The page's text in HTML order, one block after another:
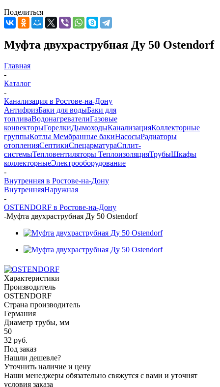
Поделиться
Муфта двухраструбная Ду 50 Ostendorf
Главная
-
Каталог
-
Канализация в Ростове-на-Дону
АнтифризБаки для водыБаки для
топливаВодонагревателиГазовые
конвекторыГорелкиДымоходыКанализацияКоллекторные
группыКотлы Мембранные бакиНасосыРадиаторы
отопленияСептикиСпецарматураСплит-
системыТепловентиляторы ТеплоизоляцияТрубыШкафы
коллекторныеЭлектрооборудование
-
Внутренняя в Ростове-на-Дону
ВнутренняяНаружная
-
OSTENDORF в Ростове-на-Дону
-Муфта двухраструбная Ду 50 Ostendorf
Характеристики
Производитель
OSTENDORF
Страна производитель
Германия
Диаметр трубы, мм
50
32 руб.
Под заказ
Нашли дешевле?
Уточнить наличие и цену
Наши менеджеры обязательно свяжутся с вами и уточнят
условия заказа